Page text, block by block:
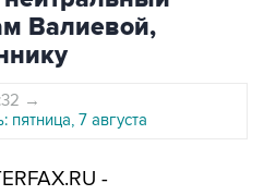
Валиевой,
→
7 августа
-